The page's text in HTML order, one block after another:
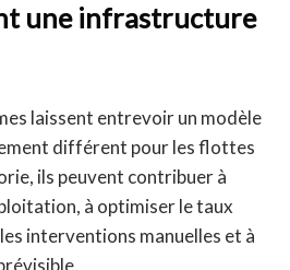
une infrastructure
laissent entrevoir un modèle
différent pour les flottes
ils peuvent contribuer à
à optimiser le taux
interventions manuelles et à